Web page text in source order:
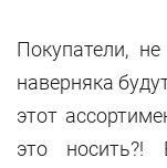
Покупатели,
наверняка
этот
это